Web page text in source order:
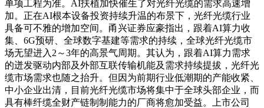
单项工程为准。AI扶植加快催生了对光纤光缆的需求高速增
加。正在AI根本设备投资持续升温的布景下，光纤光缆行业
具备可不雅的增加空间。甬兴证券应豪指出，跟着AI算力收
集、6G预研、全球数字基建等需求的持续，全球光纤光缆市
场无望进入2～3年的高景气周期。其认为，跟着AI算力需求
的迸发驱动内部及外部互联传输机能及需求持续提拔，光纤光
缆市场需求也随之抬升。但因为前期行业低潮期的产能收紧、
中小企业出清，目前光纤光缆市场将集中于全球头部企业，而
具有棒纤缆全财产链制制能力的厂商将愈加受益。上市公司